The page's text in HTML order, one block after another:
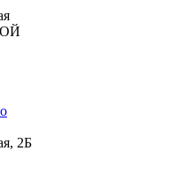
2Б